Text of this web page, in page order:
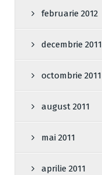
februarie 2012
decembrie 2011
octombrie 2011
august 2011
mai 2011
aprilie 2011